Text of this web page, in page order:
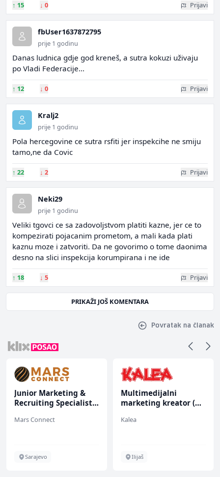
↑ 15 ↓ 0 Prijavi
fbUser1637872795
prije 1 godinu
Danas ludnica gdje god kreneš, a sutra kokuzi uživaju
po Vladi Federacije...
↑ 12 ↓ 0 Prijavi
Kralj2
prije 1 godinu
Pola hercegovine ce sutra rsfiti jer inspekcihe ne smiju
tamo,ne da Covic
↑ 22 ↓ 2 Prijavi
Neki29
prije 1 godinu
Veliki tgovci ce sa zadovoljstvom platiti kazne, jer ce to
kompezirati pojacanim prometom, a mali kada plati
kaznu moze i zatvoriti. Da ne govorimo o tome daonima
desno na slici inspekcija korumpirana i ne ide
↑ 18 ↓ 5 Prijavi
PRIKAŽI JOŠ KOMENTARA
Povratak na članak
Junior Marketing &
Recruiting Specialist
Mars Connect
Sarajevo
Multimedijalni
marketing kreator (m/
Kalea
Ilijaš